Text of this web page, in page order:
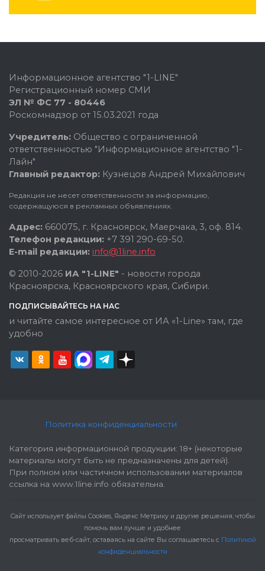
Информационное агентство "1-LINE"
Регистрационный номер СМИ
ЭЛ № ФС 77 - 80446
Роскомнадзор от 15.03.2021 года
Учредитель: Общество с ограниченной
ответственностью "Информационное агентство "1-
Лайн"
Главный редактор: Кузнецов Андрей Михайлович
Редакция не несет ответственности за информацию,
содержащуюся в рекламных объявлениях.
Адрес: 660075, г. Красноярск, Маерчака, 3, оф. 814.
Телефон редакции: +7 391 290-69-50.
E-mail редакции: info@1line.info
© 2010-2026 ИА "1-LINE" - новости города
Красноярска, Красноярского края, Сибири.
ПОДПИСЫВАЙТЕСЬ НА НАС
и читайте самое интересное от ИА «1-Line» там, где
удобно
Политика конфиденциальности
Категория информационной продукции: 18+ (некоторые
материалы могут быть не предназначены для детей).
При полном или частичном использовании материалов
ссылка на www.1line.info обязательна.
Cайт использует файлы Cookies, Яндекс Метрику и другие решения, чтобы
помочь вам лучше и удобнее
просматривать веб-сайт, оставаясь на сайте Вы соглашаетесь с Политикой
конфиденциальности